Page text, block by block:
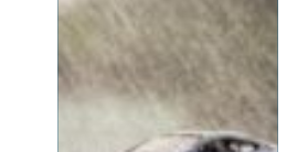
länge med att kontakta
jurist, ofta av oro för
kostnader eller för att de
inte vet vart de ska
vända sig. Samtidigt kan